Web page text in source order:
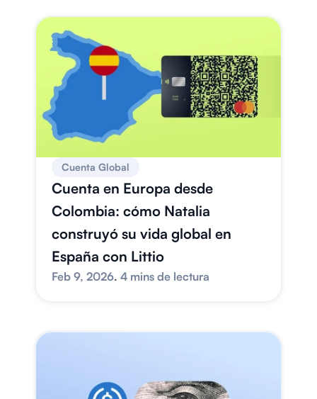
Cuenta Global
Cuenta en Europa desde
Colombia: cómo Natalia
construyó su vida global en
España con Littio
Feb 9, 2026. 4 mins de lectura